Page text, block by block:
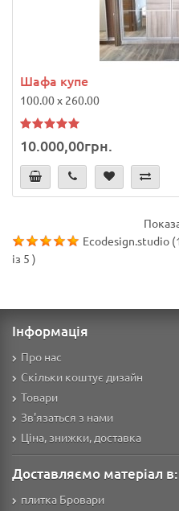
Шафа купе
100.00 x 260.00
10.000,00грн.
Ecodesign.studio (
із 5 )
Інформація
Про нас
Скільки коштує дизайн
Товари
Зв'язаться з нами
Ціна, знижки, доставка
Доставляємо матеріал в:
плитка Бровари